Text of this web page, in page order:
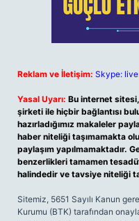
Reklam ve İletişim: Skype:
Yasal Uyarı: Bu internet
şirketi ile hiçbir bağlantısı
hazırladığımız makaleler
haber niteliği taşımamakta
paylaşım yapılmamaktadır.
benzerlikleri tamamen
halindedir ve tavsiye niteliği
Sitemiz, 5651 Sayılı Kanun
Kurumu (BTK) tarafından